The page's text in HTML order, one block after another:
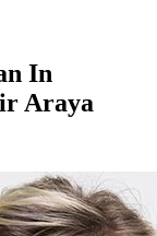
In
Araya